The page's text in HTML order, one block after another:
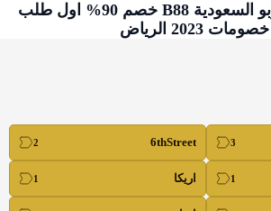
هذا هو كوبون توبو السعودية B88 خصم 90% اول طلب
6thStreet
اريكا